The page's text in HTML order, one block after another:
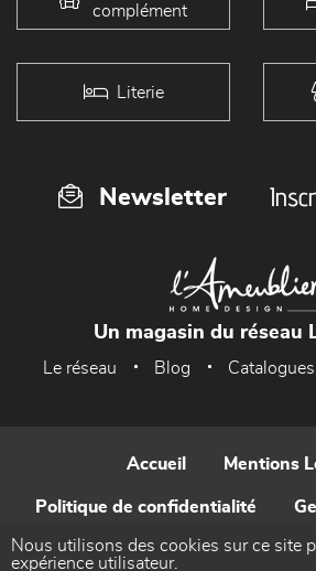
complément
Literie
Newsletter
Un magasin du réseau
Le réseau Blog Catalogues
Accueil Mentions
Politique de confidentialité
Contact
Nous utilisons des cookies sur ce site
expérience utilisateur.